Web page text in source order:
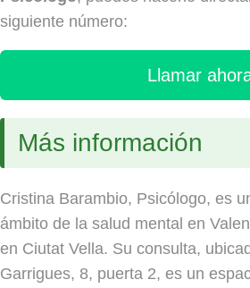
siguiente número:
Llamar
Más información
Cristina Barambio, Psicólogo, es
ámbito de la salud mental en
en Ciutat Vella. Su consulta,
Garrigues, 8, puerta 2, es un